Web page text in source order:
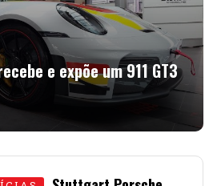
e expõe um 911 GT3